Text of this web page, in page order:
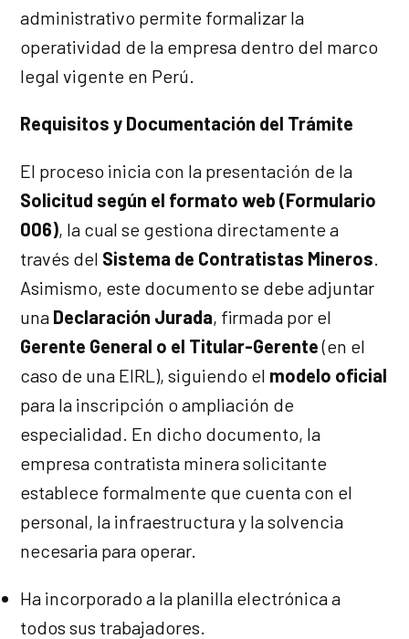
administrativo permite formalizar la
operatividad de la empresa dentro del marco
legal vigente en Perú.
Requisitos y Documentación del Trámite
El proceso inicia con la presentación de la
Solicitud según el formato web (Formulario
006), la cual se gestiona directamente a
través del Sistema de Contratistas Mineros
Asimismo, este documento se debe adjuntar
una Declaración Jurada, firmada por el
Gerente General o el Titular-Gerente(en el
caso de una EIRL), siguiendo el modelo oficial
para la inscripción o ampliación de
especialidad. En dicho documento, la
empresa contratista minera solicitante
establece formalmente que cuenta con el
personal, la infraestructura y la solvencia
necesaria para operar.
Ha incorporado a la planilla electrónica a
todos sus trabajadores.